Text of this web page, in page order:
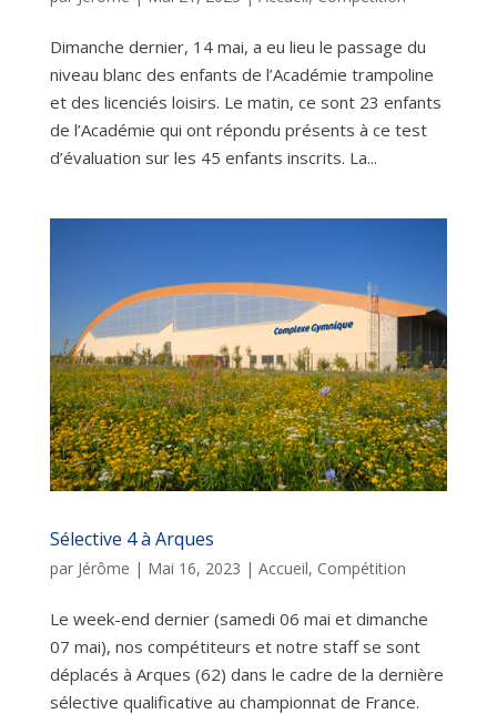
Dimanche dernier, 14 mai, a eu lieu le passage du
niveau blanc des enfants de l’Académie trampoline
et des licenciés loisirs. Le matin, ce sont 23 enfants
de l’Académie qui ont répondu présents à ce test
d’évaluation sur les 45 enfants inscrits. La...
Sélective 4 à Arques
par Jérôme | Mai 16, 2023 | Accueil, Compétition
Le week-end dernier (samedi 06 mai et dimanche
07 mai), nos compétiteurs et notre staff se sont
déplacés à Arques (62) dans le cadre de la dernière
sélective qualificative au championnat de France.